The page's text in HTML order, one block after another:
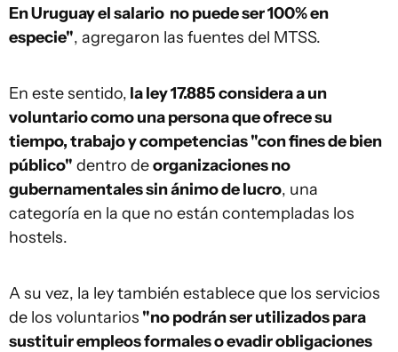
En Uruguay el salario no puede ser 100% en
especie", agregaron las fuentes del MTSS.
En este sentido, la ley 17.885 considera a un
voluntario como una persona que ofrece su
tiempo, trabajo y competencias "con fines de bien
público" dentro deorganizaciones no
gubernamentales sin ánimo de lucro, una
categoría en la que no están contempladas los
hostels.
A su vez, la ley también establece que los servicios
de los voluntarios "no podrán ser utilizados para
sustituir empleos formales o evadir obligaciones